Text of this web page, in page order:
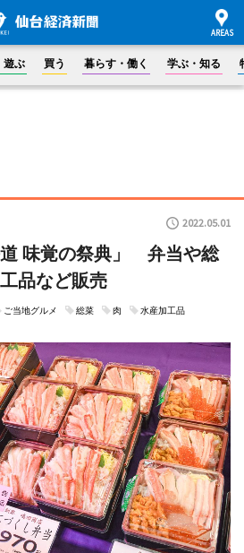
遊ぶ 買う 暮らす・働く 学ぶ・知る
2022.05.01
味覚の祭典」 弁当や総
品など販売
ご当地グルメ 総菜 肉
水産加工品